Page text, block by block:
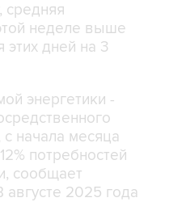
средняя
неделе выше
дней на 3
энергетики -
начала месяца
потребностей
сообщает
августе 2025 года